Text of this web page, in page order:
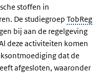
stoffen in
De studiegroep TobReg
bij aan de regelgeving
deze activiteiten komen
dat de
afgesloten, waaronder